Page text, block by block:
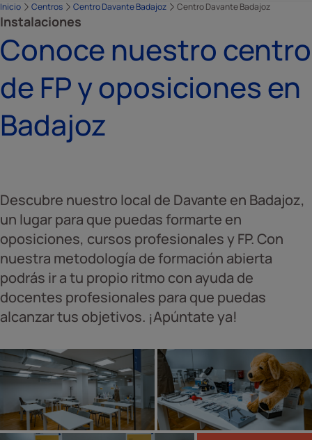
Inicio Centros Centro Davante Badajoz Centro Davante Badajoz
Instalaciones
Conoce nuestro centro
de FP y oposiciones en
Badajoz
Descubre nuestro local de Davante en Badajoz,
un lugar para que puedas formarte en
oposiciones, cursos profesionales y FP. Con
nuestra metodología de formación abierta
podrás ir a tu propio ritmo con ayuda de
docentes profesionales para que puedas
alcanzar tus objetivos. ¡Apúntate ya!